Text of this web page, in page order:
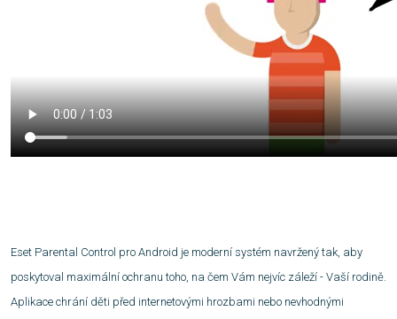
Eset Parental Control pro Android je moderní systém navržený tak, aby
poskytoval maximální ochranu toho, na čem Vám nejvíc záleží - Vaší rodině.
Aplikace chrání děti před internetovými hrozbami nebo nevhodnými